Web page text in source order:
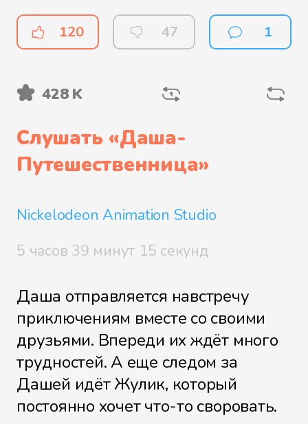
Карта-супермен
Корзинка бабушки
Маленькая синяя птичка
Найти друзей
Остров сокровищ
Пожарная машина
120 47 1
428 K
Слушать «Даша-
Путешественница»
Nickelodeon Animation Studio
5 часов 39 минут 15 секунд
Даша отправляется навстречу
приключениям вместе со своими
друзьями. Впереди их ждёт много
трудностей. А еще следом за
Дашей идёт Жулик, который
постоянно хочет что-то своровать.